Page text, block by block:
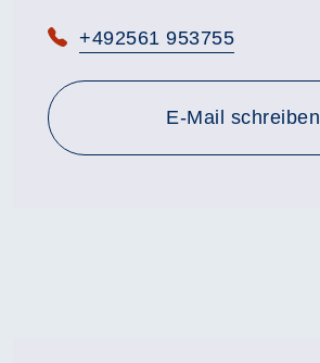
Telefon:
+492561 953755
E-Mail schreiben